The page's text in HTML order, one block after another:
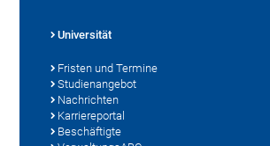
Universität
Fristen und Termine
Studienangebot
Nachrichten
Karriereportal
Beschäftigte